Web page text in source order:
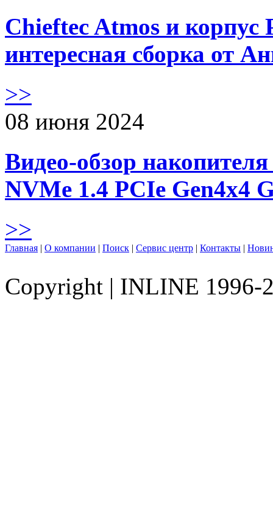
Chieftec Atmos и корпус
интересная сборка от
>>
08 июня 2024
Видео-обзор
NVMe 1.4 PCIe Gen4х4
>>
Главная | О компании | Поиск | Сервис центр | Контакты |
Copyright | INLINE 1996-